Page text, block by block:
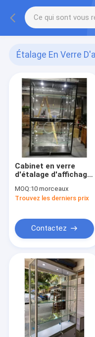
Étalage En Verre
Cabinet en verre
d'étalage d'affichage
MOQ:10 morceaux
Trouvez les derniers prix
Contactez